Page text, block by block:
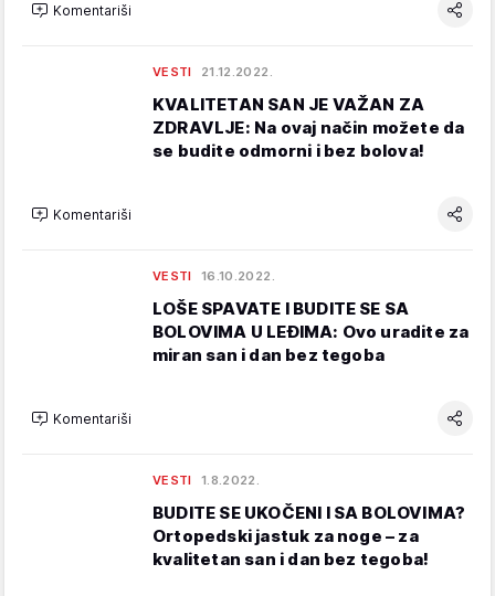
Komentariši
VESTI 21.12.2022.
KVALITETAN SAN JE VAŽAN ZA
ZDRAVLJE: Na ovaj način možete da
se budite odmorni i bez bolova!
Komentariši
VESTI 16.10.2022.
LOŠE SPAVATE I BUDITE SE SA
BOLOVIMA U LEĐIMA: Ovo uradite za
miran san i dan bez tegoba
Komentariši
VESTI 1.8.2022.
BUDITE SE UKOČENI I SA BOLOVIMA?
Ortopedski jastuk za noge – za
kvalitetan san i dan bez tegoba!